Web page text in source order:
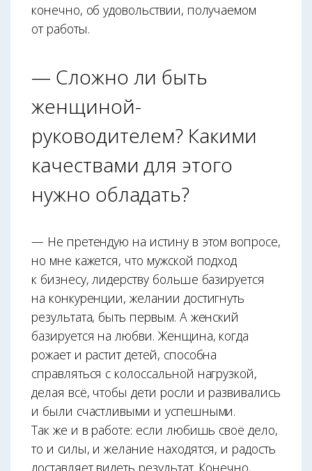
конечно, об удовольствии, получаемом
от работы.
— Сложно ли быть
женщиной-
руководителем? Какими
качествами для этого
нужно обладать?
— Не претендую на истину в этом вопросе,
но мне кажется, что мужской подход
к бизнесу, лидерству больше базируется
на конкуренции, желании достигнуть
результата, быть первым. А женский
базируется на любви. Женщина, когда
рожает и растит детей, способна
справляться с колоссальной нагрузкой,
делая всё, чтобы дети росли и развивались
и были счастливыми и успешными.
Так же и в работе: если любишь своё дело,
то и силы, и желание находятся, и радость
доставляет видеть результат. Конечно,